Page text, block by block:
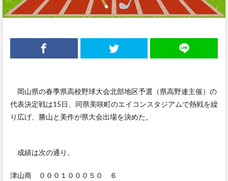
岡山県の春季県高校野球大会北部地区予選（県高野連主催）の
代表決定戦は15日、同県美咲町のエイコンスタジアムで熱戦を繰
り広げ、勝山と美作が県大会出場を決めた。
成績は次の通り。
津山商 ０００１０００５０ ６